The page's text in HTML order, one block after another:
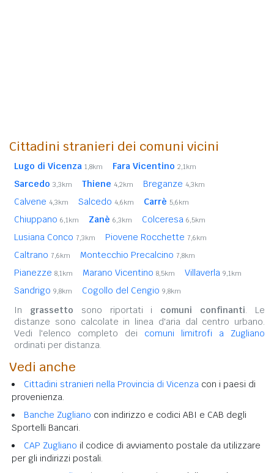
Cittadini stranieri dei comuni vicini
Lugo di Vicenza 1,8km Fara Vicentino 2,1km
Sarcedo 3,3km Thiene 4,2km Breganze 4,3km
Calvene 4,3km Salcedo 4,6km Carrè 5,6km
Chiuppano 6,1km Zanè 6,3km Colceresa 6,5km
Lusiana Conco 7,3km Piovene Rocchette 7,6km
Caltrano 7,6km Montecchio Precalcino 7,8km
Pianezze 8,1km Marano Vicentino 8,5km Villaverla 9,1km
Sandrigo 9,8km Cogollo del Cengio 9,8km
In grassetto sono riportati i comuni confinanti. Le
distanze sono calcolate in linea d'aria dal centro urbano.
Vedi l'elenco completo dei comuni limitrofi a Zugliano
ordinati per distanza.
Vedi anche
Cittadini stranieri nella Provincia di Vicenza con i paesi di
provenienza.
Banche Zugliano con indirizzo e codici ABI e CAB degli
Sportelli Bancari.
CAP Zugliano il codice di avviamento postale da utilizzare
per gli indirizzi postali.